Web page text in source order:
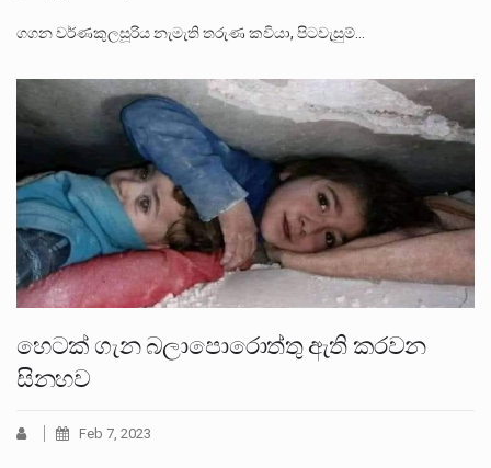
ගගන වර්ණකුලසූරිය නැමැති තරුණ කවියා, පිටවැසුම්…
හෙටක් ගැන බලාපොරොත්තු ඇති කරවන
සිනහව
Feb 7, 2023